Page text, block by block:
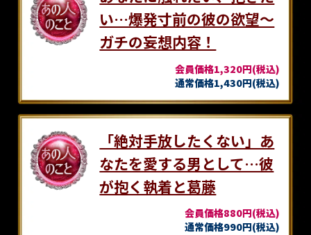
い…爆発寸前の彼の欲望～
ガチの妄想内容！
会員価格1,320円(税込)
通常価格1,430円(税込)
「絶対手放したくない」あ
なたを愛する男として…彼
が抱く執着と葛藤
会員価格880円(税込)
通常価格990円(税込)